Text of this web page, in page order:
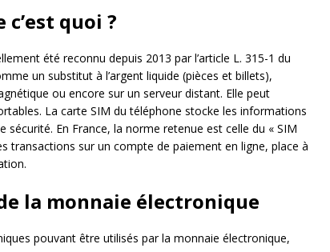
quoi ?
été reconnu depuis 2013 par l’article L. 315-1 du
un substitut à l’argent liquide (pièces et billets),
ou encore sur un serveur distant. Elle peut
La carte SIM du téléphone stocke les informations
sécurité. En France, la norme retenue est celle du « SIM
transactions sur un compte de paiement en ligne, place à
la monnaie électronique
pouvant être utilisés par la monnaie électronique,